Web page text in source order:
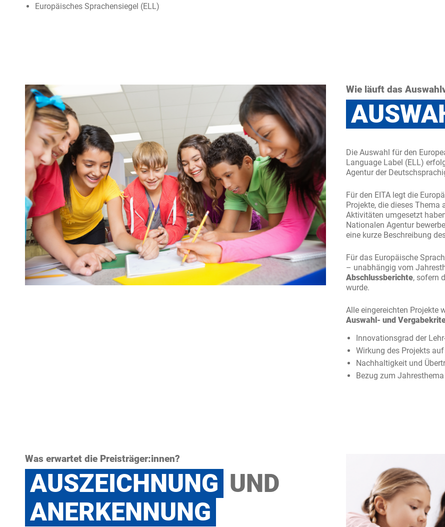
Europäisches Sprachensiegel (ELL)
Wie läuft das
Die Auswahl für den
Language Label (ELL)
Agentur der
Für den EITA legt die
Projekte, die dieses
Aktivitäten umgesetzt
Nationalen Agentur
eine kurze Beschreibung
Für das Europäische
– unabhängig vom
Abschlussberichte, sofern
wurde.
Alle eingereichten Projekte
Auswahl- und
Innovationsgrad der
Wirkung des Projekts
Nachhaltigkeit und
Bezug zum
Was erwartet die Preisträger:innen?
AUSZEICHNUNG UND
ANERKENNUNG